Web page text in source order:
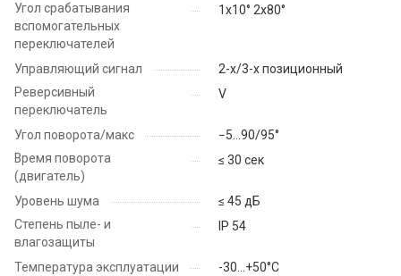
Угол срабатывания
вспомогательных
переключателей
1х10° 2х80°
Управляющий сигнал
2-х/3-х позиционный
Реверсивный
переключатель
V
Угол поворота/макс
−5...90/95°
Время поворота
(двигатель)
≤ 30 сек
Уровень шума
≤ 45 дБ
Степень пыле- и
влагозащиты
IP 54
Температура эксплуатации
-30...+50°С